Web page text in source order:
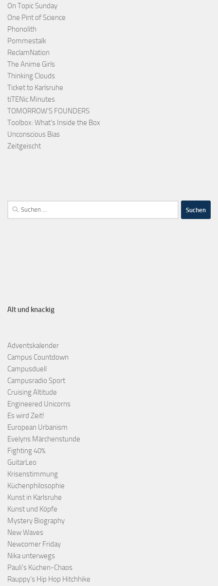
On Topic Sunday
One Pint of Science
Phonolith
Pommestalk
ReclamNation
The Anime Girls
Thinking Clouds
Ticket to Karlsruhe
tiTENic Minutes
TOMORROW'S FOUNDERS
Toolbox: What's Inside the Box
Unconscious Bias
Zeitgeischt
Alt und knackig
Adventskalender
Campus Countdown
Campusduell
Campusradio Sport
Cruising Altitude
Engineered Unicorns
Es wird Zeit!
European Urbanism
Evelyns Märchenstunde
Fighting 40%
GuitarLeo
Krisenstimmung
Küchenphilosophie
Kunst in Karlsruhe
Kunst und Köpfe
Mystery Biography
New Waves
Newcomer Friday
Nika unterwegs
Pauli's Küchen-Chaos
Rauppy’s Hip Hop Hitchhike